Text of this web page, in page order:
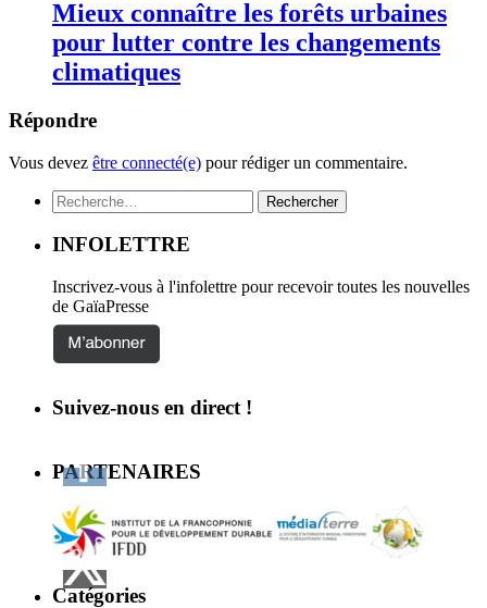
Mieux connaître les forêts urbaines
pour lutter contre les changements
climatiques
Répondre
Vous devez être connecté(e) pour rédiger un commentaire.
Rechercher :
INFOLETTRE
Inscrivez-vous à l'infolettre pour recevoir toutes les nouvelles
de GaïaPresse
Suivez-nous en direct !
PARTENAIRES
Catégories